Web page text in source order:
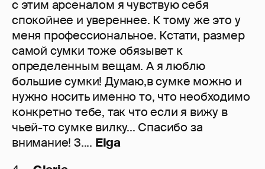
с этим арсеналом я чувствую себя
спокойнее и увереннее. К тому же это у
меня профессиональное. Кстати, размер
самой сумки тоже обязывет к
определенным вещам. А я люблю
большие сумки! Думаю,в сумке можно и
нужно носить именно то, что необходимо
конкретно тебе, так что если я вижу в
чьей-то сумке вилку... Спасибо за
внимание! 3.... Elga